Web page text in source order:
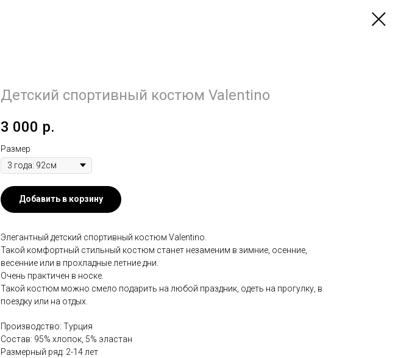
Детский спортивный костюм Valentino
3 000 р.
Размер
Добавить в корзину
Элегантный детский спортивный костюм Valentino.
Такой комфортный стильный костюм станет незаменим в зимние, осенние,
весенние или в прохладные летние дни.
Очень практичен в носке.
Такой костюм можно смело подарить на любой праздник, одеть на прогулку, в
поездку или на отдых.
Производство: Турция
Состав: 95% хлопок, 5% эластан
Размерный ряд: 2-14 лет